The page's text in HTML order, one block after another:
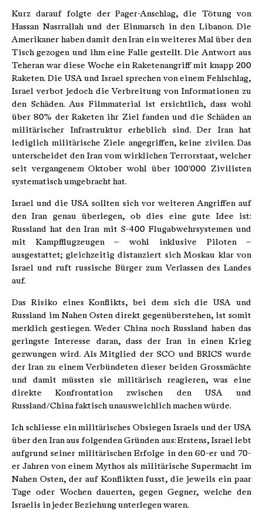
Kurz darauf folgte der Pager-Anschlag, die Tötung von
Hassan Nasrrallah und der Einmarsch in den Libanon. Die
Amerikaner haben damit den Iran ein weiteres Mal über den
Tisch gezogen und ihm eine Falle gestellt. Die Antwort aus
Teheran war diese Woche ein Raketenangriff mit knapp 200
Raketen. Die USA und Israel sprechen von einem Fehlschlag,
Israel verbot jedoch die Verbreitung von Informationen zu
den Schäden. Aus Filmmaterial ist ersichtlich, dass wohl
über 80% der Raketen ihr Ziel fanden und die Schäden an
militärischer Infrastruktur erheblich sind. Der Iran hat
lediglich militärische Ziele angegriffen, keine zivilen. Das
unterscheidet den Iran vom wirklichen Terrorstaat, welcher
seit vergangenem Oktober wohl über 100'000 Zivilisten
systematisch umgebracht hat.
Israel und die USA sollten sich vor weiteren Angriffen auf
den Iran genau überlegen, ob dies eine gute Idee ist:
Russland hat den Iran mit S-400 Flugabwehrsystemen und
mit Kampfflugzeugen – wohl inklusive Piloten –
ausgestattet; gleichzeitig distanziert sich Moskau klar von
Israel und ruft russische Bürger zum Verlassen des Landes
auf.
Das Risiko eines Konflikts, bei dem sich die USA und
Russland im Nahen Osten direkt gegenüberstehen, ist somit
merklich gestiegen. Weder China noch Russland haben das
geringste Interesse daran, dass der Iran in einen Krieg
gezwungen wird. Als Mitglied der SCO und BRICS wurde
der Iran zu einem Verbündeten dieser beiden Grossmächte
und damit müssten sie militärisch reagieren, was eine
direkte Konfrontation zwischen den USA und
Russland/China faktisch unausweichlich machen würde.
Ich schliesse ein militärisches Obsiegen Israels und der USA
über den Iran aus folgenden Gründen aus: Erstens, Israel lebt
aufgrund seiner militärischen Erfolge in den 60-er und 70-
er Jahren von einem Mythos als militärische Supermacht im
Nahen Osten, der auf Konflikten fusst, die jeweils ein paar
Tage oder Wochen dauerten, gegen Gegner, welche den
Israelis in jeder Beziehung unterlegen waren.